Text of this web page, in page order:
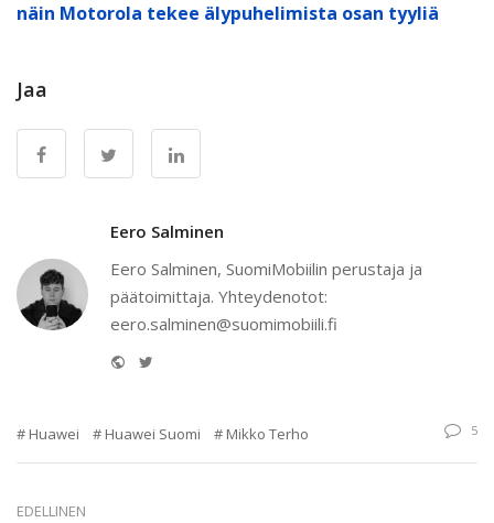
näin Motorola tekee älypuhelimista osan tyyliä
Jaa
Eero Salminen
Eero Salminen, SuomiMobiilin perustaja ja
päätoimittaja. Yhteydenotot:
eero.salminen@suomimobiili.fi
Website
Huawei Huawei Suomi Mikko Terho 5
EDELLINEN